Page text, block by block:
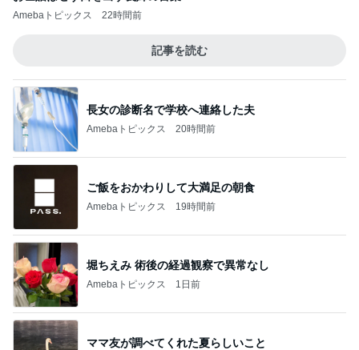
Amebaトピックス 22時間前
記事を読む
長女の診断名で学校へ連絡した夫
Amebaトピックス 20時間前
ご飯をおかわりして大満足の朝食
Amebaトピックス 19時間前
堀ちえみ 術後の経過観察で異常なし
Amebaトピックス 1日前
ママ友が調べてくれた夏らしいこと